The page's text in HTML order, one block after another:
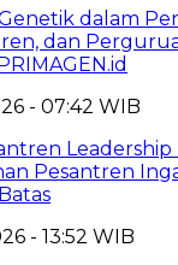
dalam
dan
- 07:42 WIB
Pesantren
- 13:52 WIB